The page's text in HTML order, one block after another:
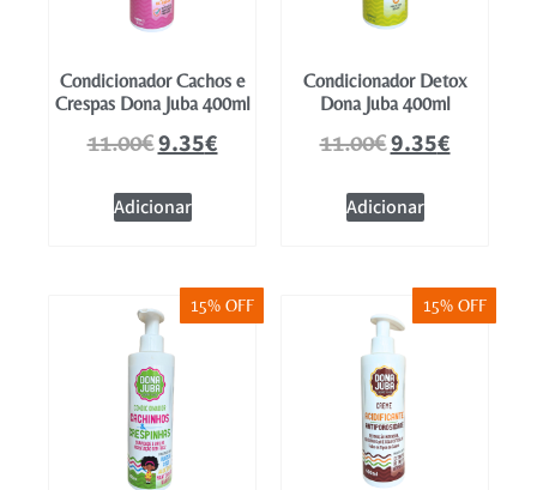
Condicionador Cachos e
Crespas Dona Juba 400ml
11.00€9.35€
Adicionar
Condicionador Detox
Dona Juba 400ml
11.00€9.35€
Adicionar
15% OFF 15% OFF